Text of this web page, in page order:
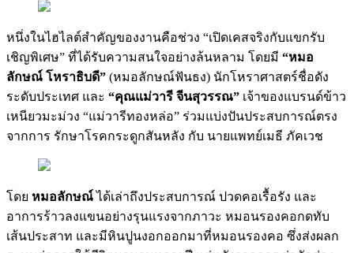
หนึ่งในไฮไลต์สำคัญของงานคือช่วง “เปิดเคสจริงกับแขกรับ
เชิญพิเศษ” ที่ได้รับความสนใจอย่างล้นหลาม โดยมี “หมอ
ลักษณ์ โหราธิบดี” (หมอลักษณ์ฟันธง) นักโหราศาสตร์ชื่อดัง
ระดับประเทศ และ “คุณแม่วารี จีนสุวรรณ” เจ้าของแบรนด์ข้าว
เหนียวมะม่วง “แม่วารีทองหล่อ” ร่วมแบ่งปันประสบการณ์ตรง
จากการ รักษาโรคกระดูกสันหลัง กับ นายแพทย์เมธี ภัคเวช
โดย หมอลักษณ์ได้เล่าถึงประสบการณ์ ปวดคอเรื้อรัง และ
อาการร้าวลงแขนอย่างรุนแรงจากภาวะ หมอนรองคอกดทับ
เส้นประสาท และมีหินปูนงอกออกมาที่หมอนรองคอ ซึ่งส่งผลก